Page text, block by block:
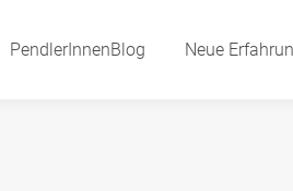
PendlerInnenBlog Neue
PendlerInnenBlog Neue